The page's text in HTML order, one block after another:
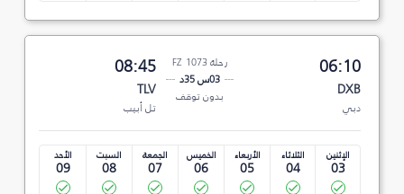
06:10
DXB
دبي
رحلة FZ 1073
03س 35د
بدون توقف
08:45
TLV
تل أبيب
الإثنين
03
الثلاثاء
04
الأربعاء
05
الخميس
06
الجمعة
07
السبت
08
الأحد
09